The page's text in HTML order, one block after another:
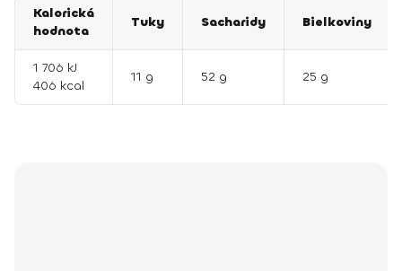
Kalorická
hodnota
Tuky Sacharidy Bielkoviny
1 706 kJ
406 kcal
11 g 52 g 25 g